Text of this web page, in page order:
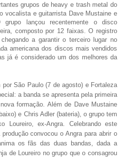
grupos de heavy e trash metal do
vocalista e guitarrista Dave Mustaine e
grupo lançou recentemente o disco
composto por 12 faixas. O registro
a garantir o terceiro lugar no
americana dos discos mais vendidos
já é considerado um dos melhores da
São Paulo (7 de agosto) e Fortaleza
a banda se apresenta pela primeira
formação. Além de Dave Mustaine
e Chris Adler (bateria), o grupo tem
Loureiro, ex-Angra. Celebrando este
convocou o Angra para abrir o
os fãs das duas bandas, dada a
de Loureiro no grupo que o consagrou